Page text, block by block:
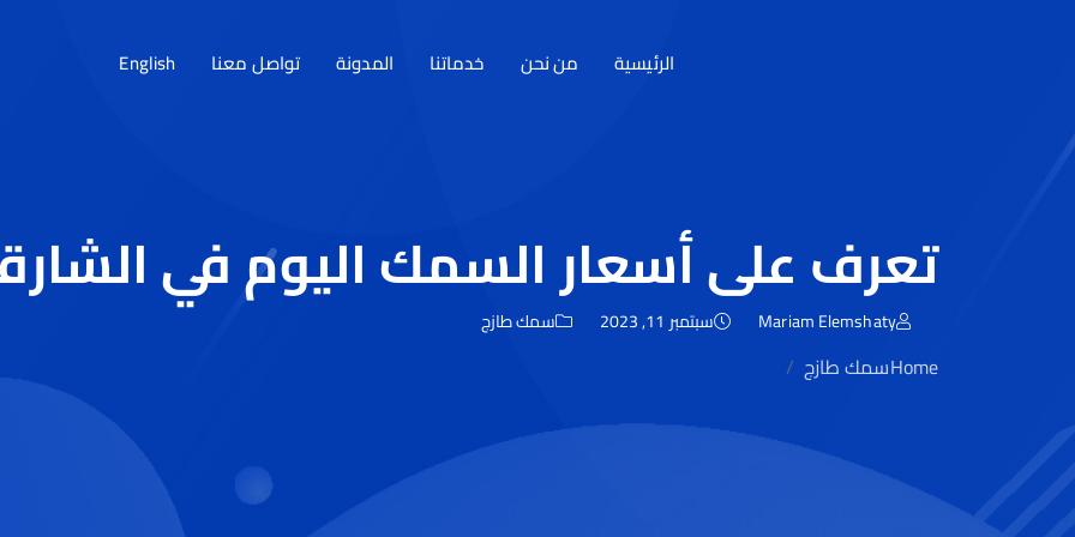
الرئيسية من نحن خدماتنا المدونة تواصل معنا English
تعرف على أسعار السمك اليوم في
Mariam Elemshaty سبتمبر 11, 2023 سمك طازج
Homeسمك طازج